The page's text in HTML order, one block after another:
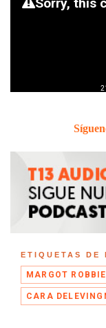
ETIQUETAS DE
MARGOT ROBBIE
CARA